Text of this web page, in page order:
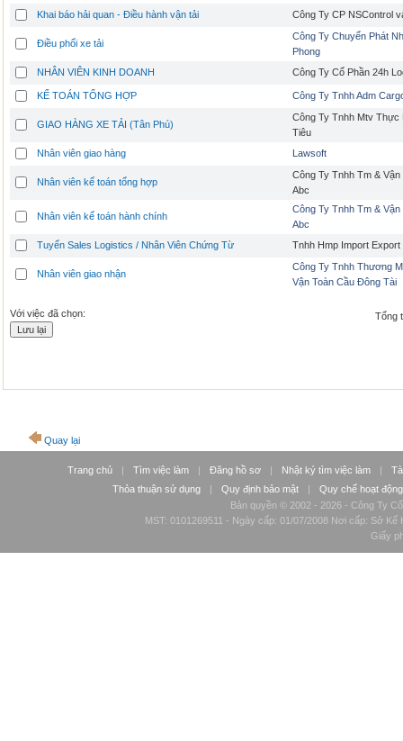
Khai báo hải quan - Điều hành vận tải
Công Ty CP NSControl
Điều phối xe tải
Công Ty Chuyển Phát
Phong
NHÂN VIÊN KINH DOANH
Công Ty Cổ Phần 24h
KẾ TOÁN TỔNG HỢP Công Ty Tnhh Adm
GIAO HÀNG XE TẢI (Tân Phú)
Công Ty Tnhh Mtv Thực
Tiêu
Nhân viên giao hàng
Lawsoft
Nhân viên kế toán tổng hợp
Công Ty Tnhh Tm &
Abc
Nhân viên kế toán hành chính
Công Ty Tnhh Tm &
Abc
Tuyển Sales Logistics / Nhân Viên Chứng Từ
Tnhh Hmp Import Export
Nhân viên giao nhận
Công Ty Tnhh Thương
Vận Toàn Cầu Đông Tài
Với việc đã chọn: Tổng
Quay lại
Trang chủ | Tìm việc làm | Đăng hồ sơ | Nhật ký tìm việc làm |
Thỏa thuận sử dụng
| Quy định bảo mật |
Quy chế hoạt động
Bản quyền © 2002 - 2026 - Công Ty
MST: 0101269511 - Ngày cấp: 01/07/2008 Nơi cấp: Sở
Giấy